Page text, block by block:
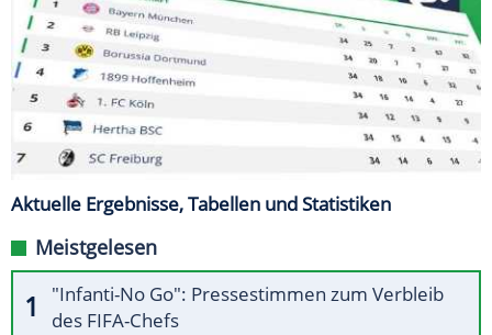
Aktuelle Ergebnisse, Tabellen und Statistiken
Meistgelesen
"Infanti-No Go": Pressestimmen zum Verbleib
des FIFA-Chefs